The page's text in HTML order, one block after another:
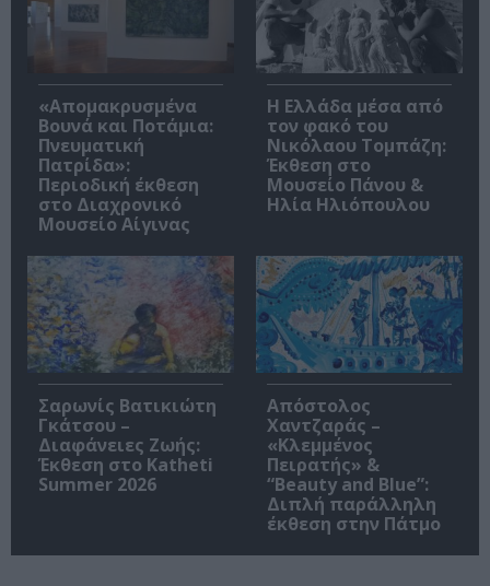
«Απομακρυσμένα
Βουνά και Ποτάμια:
Πνευματική
Πατρίδα»:
Περιοδική έκθεση
στο Διαχρονικό
Μουσείο Αίγινας
Η Ελλάδα μέσα από
τον φακό του
Νικόλαου Τομπάζη:
Έκθεση στο
Μουσείο Πάνου &
Ηλία Ηλιόπουλου
Σαρωνίς Βατικιώτη
Γκάτσου –
Διαφάνειες Ζωής:
Έκθεση στο Katheti
Summer 2026
Απόστολος
Χαντζαράς –
«Κλεμμένος
Πειρατής» &
“Beauty and Blue”:
Διπλή παράλληλη
έκθεση στην Πάτμο